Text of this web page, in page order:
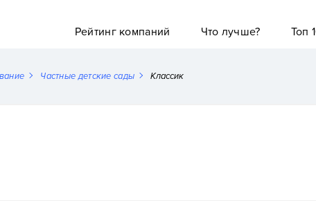
Рейтинг компаний
Что лучше? Топ
Частные детские сады Классик